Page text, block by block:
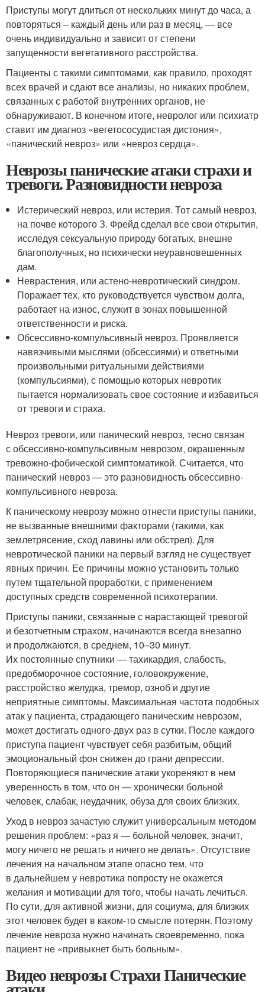
Приступы могут длиться от нескольких минут до часа, а
повторяться – каждый день или раз в месяц, — все
очень индивидуально и зависит от степени
запущенности вегетативного расстройства.
Пациенты с такими симптомами, как правило, проходят
всех врачей и сдают все анализы, но никаких проблем,
связанных с работой внутренних органов, не
обнаруживают. В конечном итоге, невролог или психиатр
ставит им диагноз «вегетососудистая дистония»,
«панический невроз» или «невроз сердца».
Неврозы панические атаки страхи и
тревоги. Разновидности невроза
Истерический невроз, или истерия. Тот самый невроз,
на почве которого З. Фрейд сделал все свои открытия,
исследуя сексуальную природу богатых, внешне
благополучных, но психически неуравновешенных
дам.
Неврастения, или астено-невротический синдром.
Поражает тех, кто руководствуется чувством долга,
работает на износ, служит в зонах повышенной
ответственности и риска.
Обсессивно-компульсивный невроз. Проявляется
навязчивыми мыслями (обсессиями) и ответными
произвольными ритуальными действиями
(компульсиями), с помощью которых невротик
пытается нормализовать свое состояние и избавиться
от тревоги и страха.
Невроз тревоги, или панический невроз, тесно связан
с обсессивно-компульсивным неврозом, окрашенным
тревожно-фобической симптоматикой. Считается, что
панический невроз — это разновидность обсессивно-
компульсивного невроза.
К паническому неврозу можно отнести приступы паники,
не вызванные внешними факторами (такими, как
землетрясение, сход лавины или обстрел). Для
невротической паники на первый взгляд не существует
явных причин. Ее причины можно установить только
путем тщательной проработки, с применением
доступных средств современной психотерапии.
Приступы паники, связанные с нарастающей тревогой
и безотчетным страхом, начинаются всегда внезапно
и продолжаются, в среднем, 10–30 минут.
Их постоянные спутники — тахикардия, слабость,
предобморочное состояние, головокружение,
расстройство желудка, тремор, озноб и другие
неприятные симптомы. Максимальная частота подобных
атак у пациента, страдающего паническим неврозом,
может достигать одного-двух раз в сутки. После каждого
приступа пациент чувствует себя разбитым, общий
эмоциональный фон снижен до грани депрессии.
Повторяющиеся панические атаки укореняют в нем
уверенность в том, что он — хронически больной
человек, слабак, неудачник, обуза для своих близких.
Уход в невроз зачастую служит универсальным методом
решения проблем: «раз я — больной человек, значит,
могу ничего не решать и ничего не делать». Отсутствие
лечения на начальном этапе опасно тем, что
в дальнейшем у невротика попросту не окажется
желания и мотивации для того, чтобы начать лечиться.
По сути, для активной жизни, для социума, для близких
этот человек будет в каком-то смысле потерян. Поэтому
лечение невроза нужно начинать своевременно, пока
пациент не «привыкнет быть больным».
Видео неврозы Страхи Панические